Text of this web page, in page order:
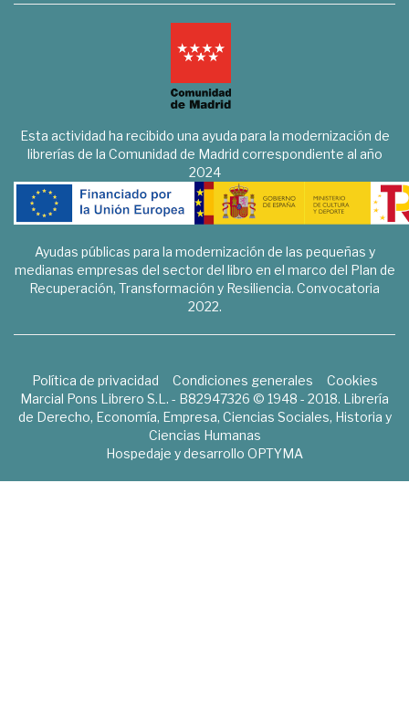
Esta actividad ha recibido una ayuda para la modernización de
librerías de la Comunidad de Madrid correspondiente al año
2024
Ayudas públicas para la modernización de las pequeñas y
medianas empresas del sector del libro en el marco del Plan de
Recuperación, Transformación y Resiliencia. Convocatoria
2022.
Política de privacidad Condiciones generales
Cookies
Marcial Pons Librero S.L. - B82947326 © 1948 - 2018. Librería
de Derecho, Economía, Empresa, Ciencias Sociales, Historia y
Ciencias Humanas
Hospedaje y desarrollo OPTYMA